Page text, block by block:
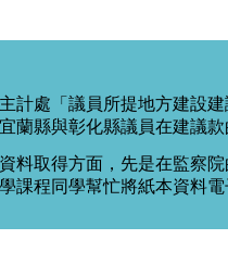
計處「議員所提地方建設
蘭縣與彰化縣議員在建議款
料取得方面，先是在監察
課程同學幫忙將紙本資料電